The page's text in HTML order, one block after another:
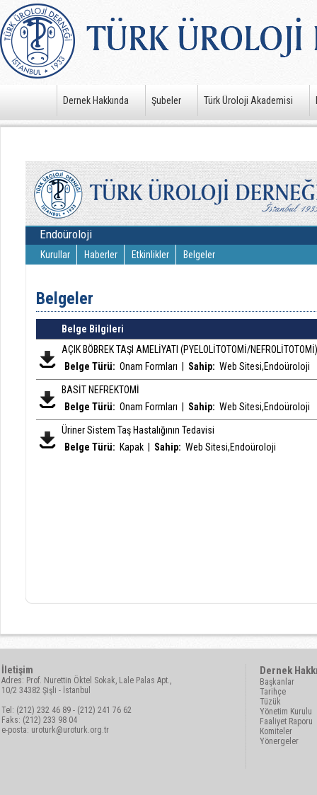
Dernek Hakkında Şubeler Türk Üroloji Akademisi
Endoüroloji
Kurullar Haberler Etkinlikler Belgeler
Belgeler
Belge Bilgileri
AÇIK BÖBREK TAŞI AMELİYATI (PYELOLİTOTOMİ/NEFROLİTOTOMİ)
Belge Türü: Onam Formları Sahip: Web Sitesi,Endoüroloji
BASİT NEFREKTOMİ
Belge Türü: Onam Formları Sahip: Web Sitesi,Endoüroloji
Üriner Sistem Taş Hastalığının Tedavisi
Belge Türü: Kapak Sahip: Web Sitesi,Endoüroloji
İletişim
Adres: Prof. Nurettin Öktel Sokak, Lale Palas Apt.,
10/2 34382 Şişli - İstanbul
Tel: (212) 232 46 89 - (212) 241 76 62
Faks: (212) 233 98 04
e-posta: uroturk@uroturk.org.tr
Dernek
Başkanlar
Tarihçe
Tüzük
Yönetim Kurulu
Faaliyet Raporu
Komiteler
Yönergeler